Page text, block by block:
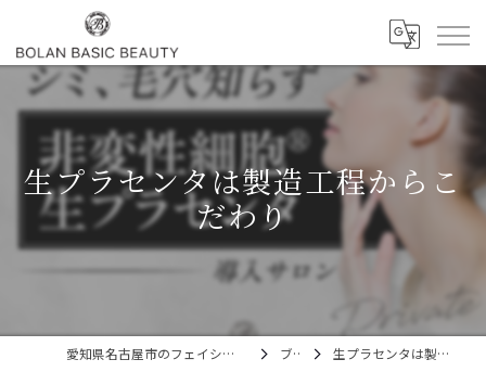
生プラセンタは製造工程からこ
だわり
愛知県名古屋市のフェイシャルならBOLAN BASIC BEAUTY ブログ 生プラセンタは製造工程からこだわり